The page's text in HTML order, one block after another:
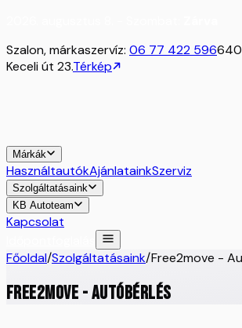
Szalon, márkaszervíz: 06 77 422 596
Keceli út 23.Térkép
Márkák
HasználtautókAjánlatainkSzerviz
Szolgáltatásaink
KB Autoteam
Kapcsolat
Főoldal/Szolgáltatásaink/Free2move -
Free2move - Autóbérlés